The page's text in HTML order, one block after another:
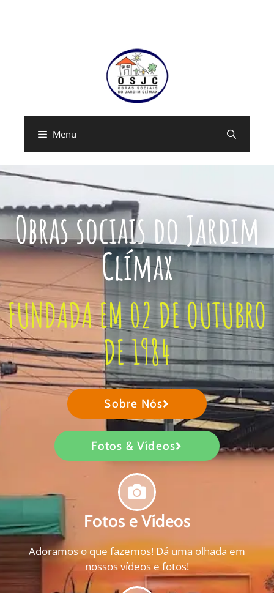
Menu
Obras sociais do Jardim
Clímax
FUNDADA EM 02 DE OUTUBRO
DE 1984
Sobre Nós
Fotos & Vídeos
Fotos e Vídeos
Adoramos o que fazemos! Dá uma olhada em
nossos vídeos e fotos!